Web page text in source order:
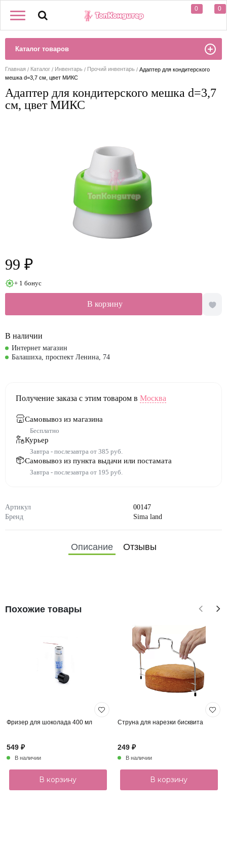
0 0
Каталог товаров
Главная Каталог Инвентарь Прочий инвентарь
Адаптер для кондитерского
мешка d=3,7 см, цвет МИКС
Адаптер для кондитерского мешка d=3,7
см, цвет МИКС
Артикул
00147
Бренд
Sima land
99 ₽
+ 1 бонус
В корзину
В наличии
Интернет магазин
Балашиха, проспект Ленина, 74
Получение заказа с этим товаром в Москва
Самовывоз из магазина
Бесплатно
Курьер
Завтра - послезавтра от 385 руб.
Самовывоз из пункта выдачи или постамата
Завтра - послезавтра от 195 руб.
Описание Отзывы
Похожие товары
Фризер для шоколада 400 мл
549 ₽
В наличии
В корзину
Струна для нарезки бисквита
249 ₽
В наличии
В корзину